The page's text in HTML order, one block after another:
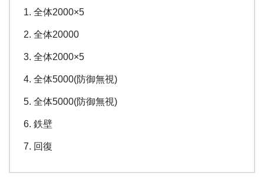
全体2000×5
全体20000
全体2000×5
全体5000(防御無視)
全体5000(防御無視)
鉄壁
回復